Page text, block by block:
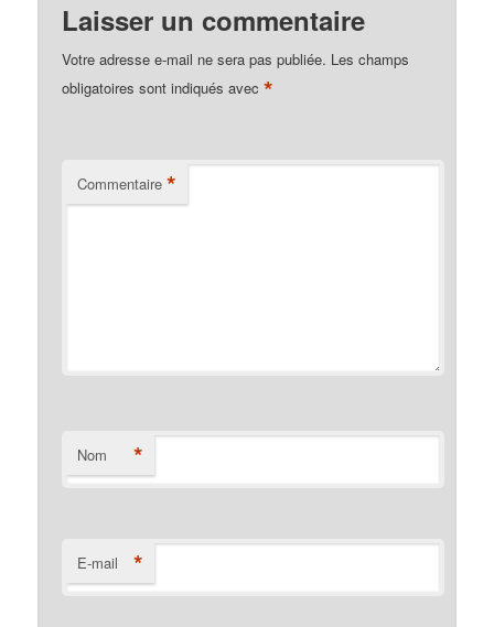
Laisser un commentaire
Votre adresse e-mail ne sera pas publiée. Les champs
obligatoires sont indiqués avec*
Commentaire *
Nom *
E-mail *